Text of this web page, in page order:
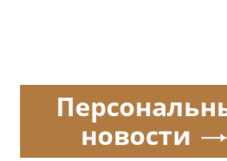
новости